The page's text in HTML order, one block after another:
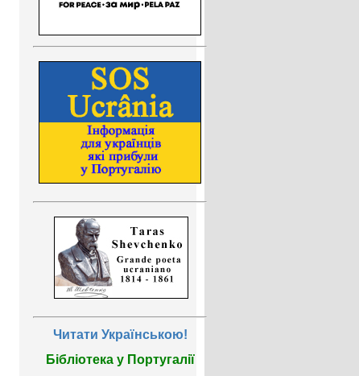
Читати Українською!
Бібліотека у Португалії